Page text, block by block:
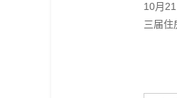
10月
三届住